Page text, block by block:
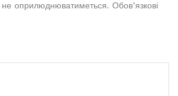
оприлюднюватиметься. Обов’язкові